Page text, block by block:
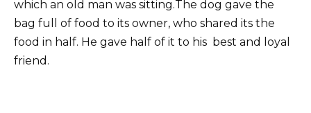
which an old man was sitting.The dog gave the
bag full of food to its owner, who shared its the
food in half. He gave half of it to his best and loyal
friend.